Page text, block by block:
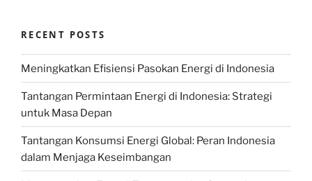
RECENT POSTS
Meningkatkan Efisiensi Pasokan Energi di Indonesia
Tantangan Permintaan Energi di Indonesia: Strategi
untuk Masa Depan
Tantangan Konsumsi Energi Global: Peran Indonesia
dalam Menjaga Keseimbangan